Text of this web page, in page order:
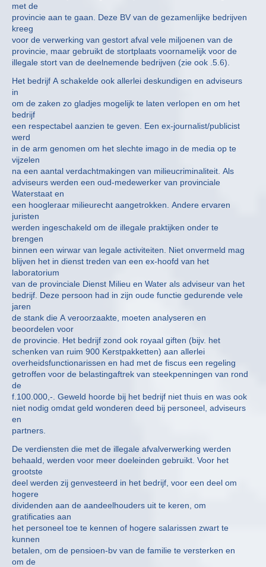
met de
provincie aan te gaan. Deze BV van de gezamenlijke bedrijven
kreeg
voor de verwerking van gestort afval vele miljoenen van de
provincie, maar gebruikt de stortplaats voornamelijk voor de
illegale stort van de deelnemende bedrijven (zie ook .5.6).
Het bedrijf A schakelde ook allerlei deskundigen en adviseurs
in
om de zaken zo gladjes mogelijk te laten verlopen en om het
bedrijf
een respectabel aanzien te geven. Een ex-journalist/publicist
werd
in de arm genomen om het slechte imago in de media op te
vijzelen
na een aantal verdachtmakingen van milieucriminaliteit. Als
adviseurs werden een oud-medewerker van provinciale
Waterstaat en
een hoogleraar milieurecht aangetrokken. Andere ervaren
juristen
werden ingeschakeld om de illegale praktijken onder te
brengen
binnen een wirwar van legale activiteiten. Niet onvermeld mag
blijven het in dienst treden van een ex-hoofd van het
laboratorium
van de provinciale Dienst Milieu en Water als adviseur van het
bedrijf. Deze persoon had in zijn oude functie gedurende vele
jaren
de stank die A veroorzaakte, moeten analyseren en
beoordelen voor
de provincie. Het bedrijf zond ook royaal giften (bijv. het
schenken van ruim 900 Kerstpakketten) aan allerlei
overheidsfunctionarissen en had met de fiscus een regeling
getroffen voor de belastingaftrek van steekpenningen van rond
de
f.100.000,-. Geweld hoorde bij het bedrijf niet thuis en was ook
niet nodig omdat geld wonderen deed bij personeel, adviseurs
en
partners.
De verdiensten die met de illegale afvalverwerking werden
behaald, werden voor meer doeleinden gebruikt. Voor het
grootste
deel werden zij genvesteerd in het bedrijf, voor een deel om
hogere
dividenden aan de aandeelhouders uit te keren, om
gratificaties aan
het personeel toe te kennen of hogere salarissen zwart te
kunnen
betalen, om de pensioen-bv van de familie te versterken en
om de